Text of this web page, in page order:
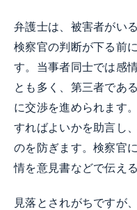
弁護士は、被害者がい
検察官の判断が下る前
す。当事者同士では感
とも多く、第三者であ
に交渉を進められます
すればよいかを助言し
のを防ぎます。検察官
情を意見書などで伝え
見落とされがちですが